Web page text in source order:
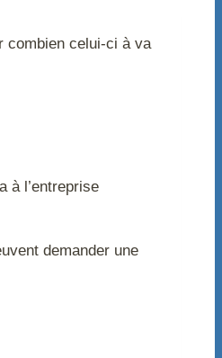
combien celui-ci à va
à l’entreprise
demander une